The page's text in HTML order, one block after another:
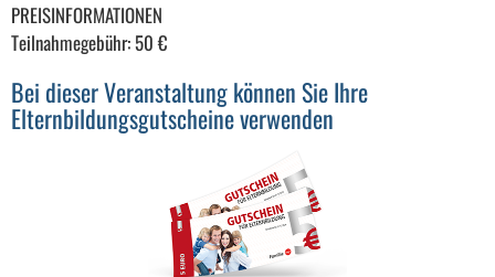
PREISINFORMATIONEN
Teilnahmegebühr: 50 €
Bei dieser Veranstaltung können Sie Ihre
Elternbildungsgutscheine verwenden